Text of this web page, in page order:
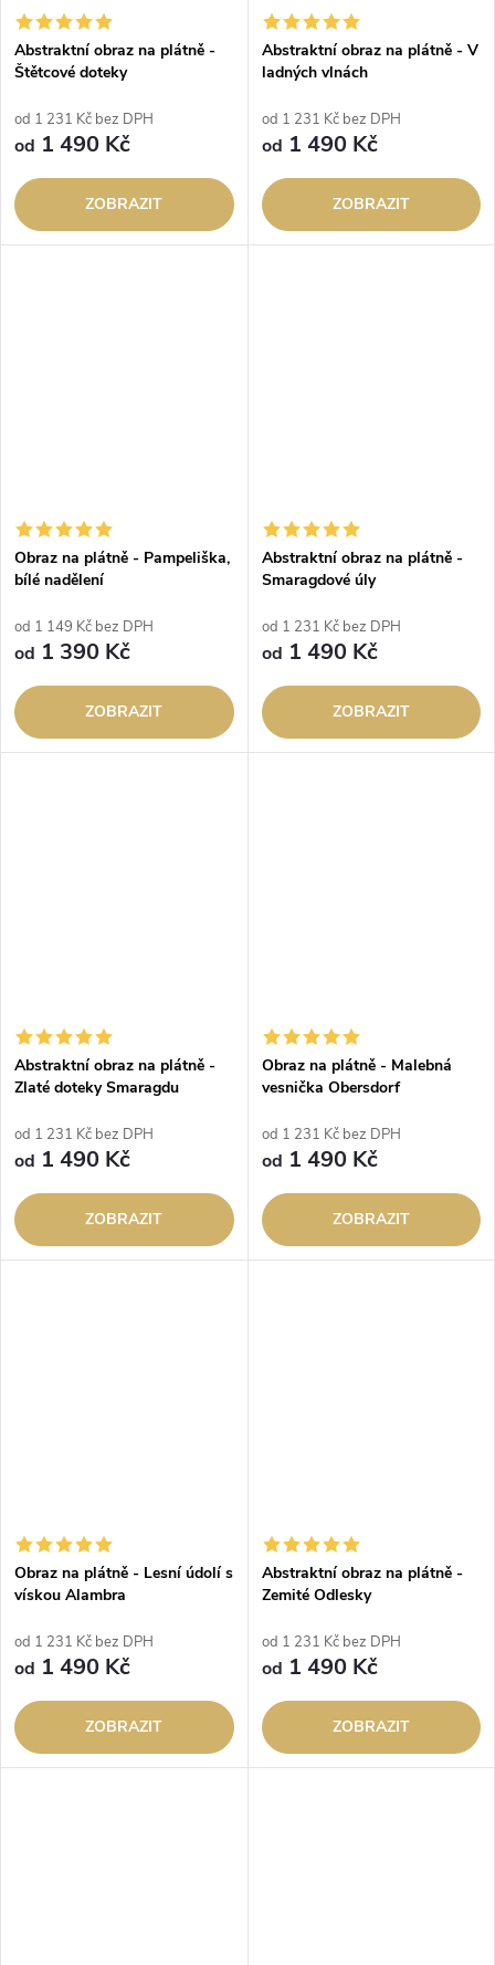
Abstraktní obraz na plátně -
Štětcové doteky
od 1 231 Kč bez DPH
od 1 490 Kč
ZOBRAZIT
Abstraktní obraz na plátně - V
ladných vlnách
od 1 231 Kč bez DPH
od 1 490 Kč
ZOBRAZIT
Obraz na plátně - Pampeliška,
bílé nadělení
od 1 149 Kč bez DPH
od 1 390 Kč
ZOBRAZIT
Abstraktní obraz na plátně -
Smaragdové úly
od 1 231 Kč bez DPH
od 1 490 Kč
ZOBRAZIT
Abstraktní obraz na plátně -
Zlaté doteky Smaragdu
od 1 231 Kč bez DPH
od 1 490 Kč
ZOBRAZIT
Obraz na plátně - Malebná
vesnička Obersdorf
od 1 231 Kč bez DPH
od 1 490 Kč
ZOBRAZIT
Obraz na plátně - Lesní údolí s
vískou Alambra
od 1 231 Kč bez DPH
od 1 490 Kč
ZOBRAZIT
Abstraktní obraz na plátně -
Zemité Odlesky
od 1 231 Kč bez DPH
od 1 490 Kč
ZOBRAZIT